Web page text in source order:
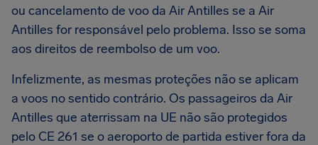
ou cancelamento de voo da Air Antilles se a Air
Antilles for responsável pelo problema. Isso se soma
aos direitos de reembolso de um voo.
Infelizmente, as mesmas proteções não se aplicam
a voos no sentido contrário. Os passageiros da Air
Antilles que aterrissam na UE não são protegidos
pelo CE 261 se o aeroporto de partida estiver fora da